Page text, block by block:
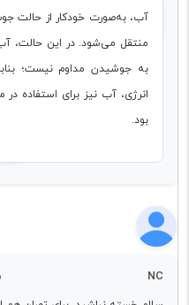
منتقل می‌شود. در این حالت،
به جوشیدن مداوم نیست؛
انرژی، آب نیز برای استفاده
بود.
NC